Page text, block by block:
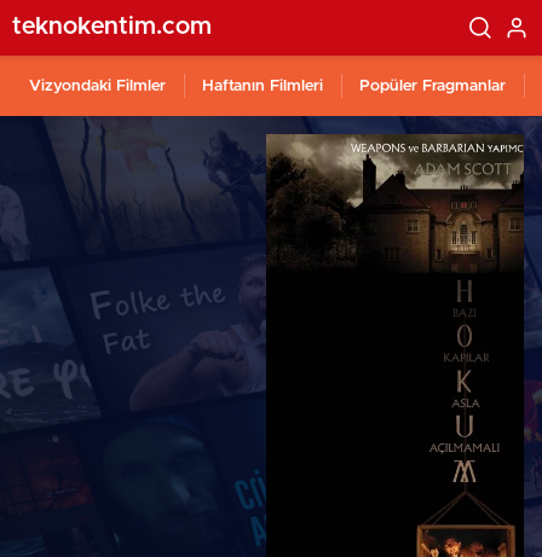
teknokentim.com
Vizyondaki Filmler Haftanın Filmleri Popüler Fragmanlar